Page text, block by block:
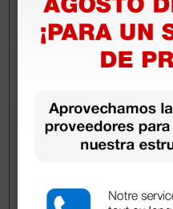
Pregúntale a un colega
¿Todavía tienes alguna
Envía ahora mismo tu
han adquirido este